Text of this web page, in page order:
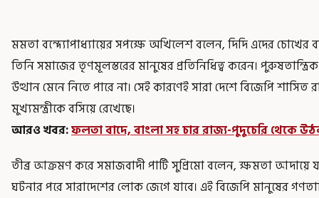
মমতা বন্দ্যোপাধ্যায়ের সপক্ষে অখিলেশ বলেন, দিদি এদের চোখের
তিনি সমাজের তৃণমূলস্তরের মানুষের প্রতিনিধিত্ব করেন।
উত্থান মেনে নিতে পারে না। সেই কারণেই সারা দেশে বিজেপি
মুখ্যমন্ত্রীকে বসিয়ে রেখেছে।
আরও খবর:ফলতা বাদে, বাংলা সহ চার রাজ্য-পুদুচেরি থেকে
তীব্র আক্রমণ করে সমাজবাদী পার্টি সুপ্রিমো বলেন, ক্ষমতা আদায়ে
ঘটনার পরে সারাদেশের লোক জেগে যাবে। এই বিজেপি মানুষের